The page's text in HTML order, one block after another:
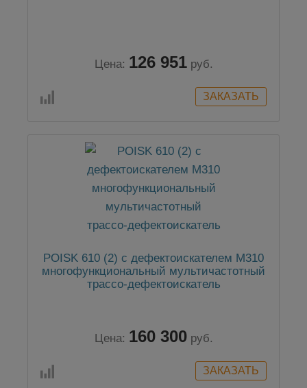
Цена: 126 951 руб.
POISK 610 (2) с дефектоискателем M310
многофункциональный мультичастотный
трассо-дефектоискатель
Цена: 160 300 руб.